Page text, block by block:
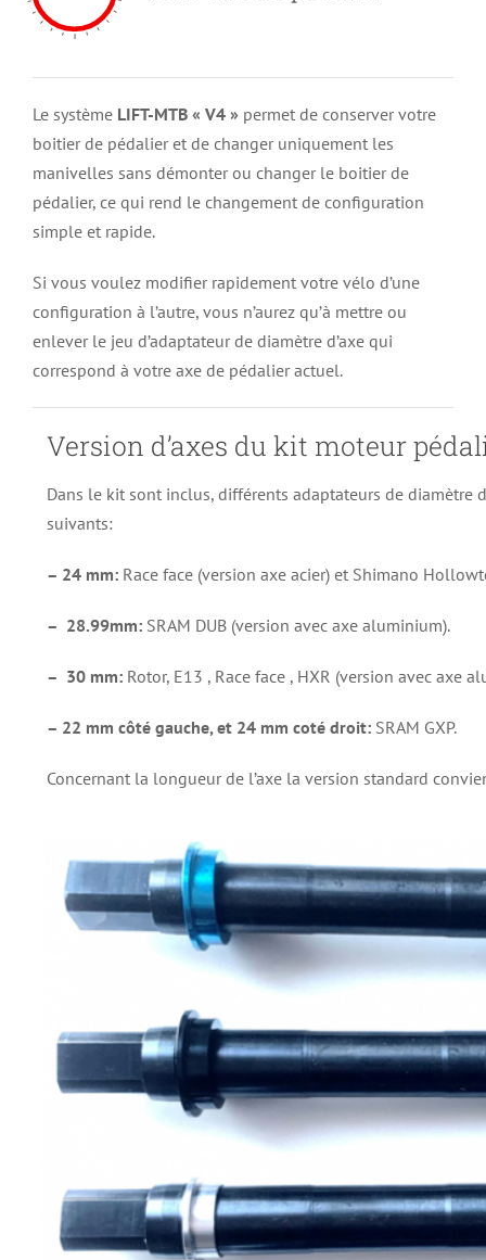
Le système LIFT-MTB « V4 »permet de conserver votre
boitier de pédalier et de changer uniquement les
manivelles sans démonter ou changer le boitier de
pédalier, ce qui rend le changement de configuration
simple et rapide.
Si vous voulez modifier rapidement votre vélo d’une
configuration à l’autre, vous n’aurez qu’à mettre ou
enlever le jeu d’adaptateur de diamètre d’axe qui
correspond à votre axe de pédalier actuel.
Version d’axes du kit moteur
Dans le kit sont inclus, différents adaptateurs de diamètre
suivants:
– 24 mm:Race face (version axe acier) et Shimano
– 28.99mm:SRAM DUB (version avec axe aluminium).
– 30 mm:Rotor, E13 , Race face , HXR (version avec axe
– 22 mm côté gauche, et 24 mm coté droit:SRAM GXP.
Concernant la longueur de l’axe la version standard